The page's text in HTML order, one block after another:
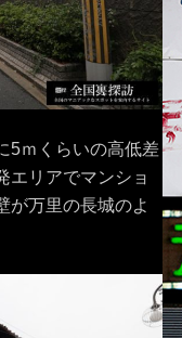
5ｍくらいの高低差
エリアでマンショ
が万里の長城のよ